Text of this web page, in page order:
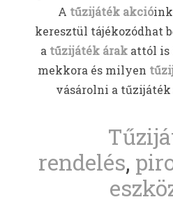
A tűzijáték akció
keresztül tájékozódhat
a tűzijáték árak attól is
mekkora és milyen
vásárolni a
rendelés,